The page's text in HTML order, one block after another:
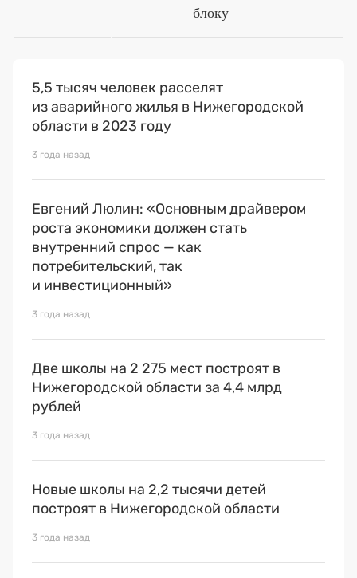
блоку
5,5 тысяч человек расселят
из аварийного жилья в Нижегородской
области в 2023 году
3 года назад
Евгений Люлин: «Основным драйвером
роста экономики должен стать
внутренний спрос — как
потребительский, так
и инвестиционный»
3 года назад
Две школы на 2 275 мест построят в
Нижегородской области за 4,4 млрд
рублей
3 года назад
Новые школы на 2,2 тысячи детей
построят в Нижегородской области
3 года назад